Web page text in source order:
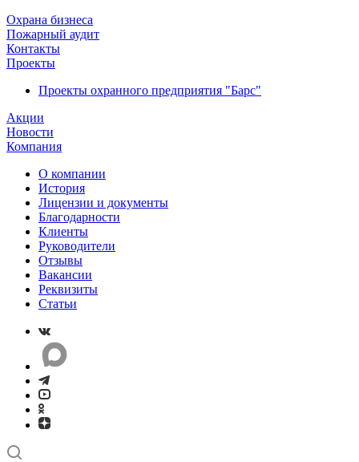
Охрана бизнеса
Пожарный аудит
Контакты
Проекты
Проекты охранного предприятия "Барс"
Акции
Новости
Компания
О компании
История
Лицензии и документы
Благодарности
Клиенты
Руководители
Отзывы
Вакансии
Реквизиты
Статьи